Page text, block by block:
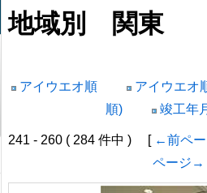
地域別 関東
アイウエオ順 アイウエオ
順)
竣工年
241 - 260 ( 284 件中 ) [ ←前ペ
ページ→